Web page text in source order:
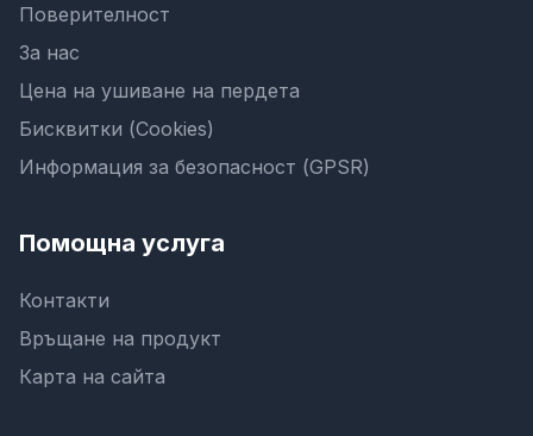
Поверителност
За нас
Цена на ушиване на пердета
Бисквитки (Cookies)
Информация за безопасност (GPSR)
Помощна услуга
Контакти
Връщане на продукт
Карта на сайта